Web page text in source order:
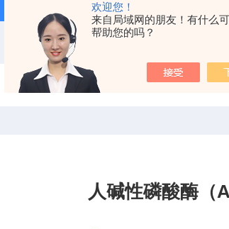
欢迎您！
来自局域网的朋友！有什么
帮助您的吗？
当前位置： 首页 产品中心
人碱性磷酸酶（